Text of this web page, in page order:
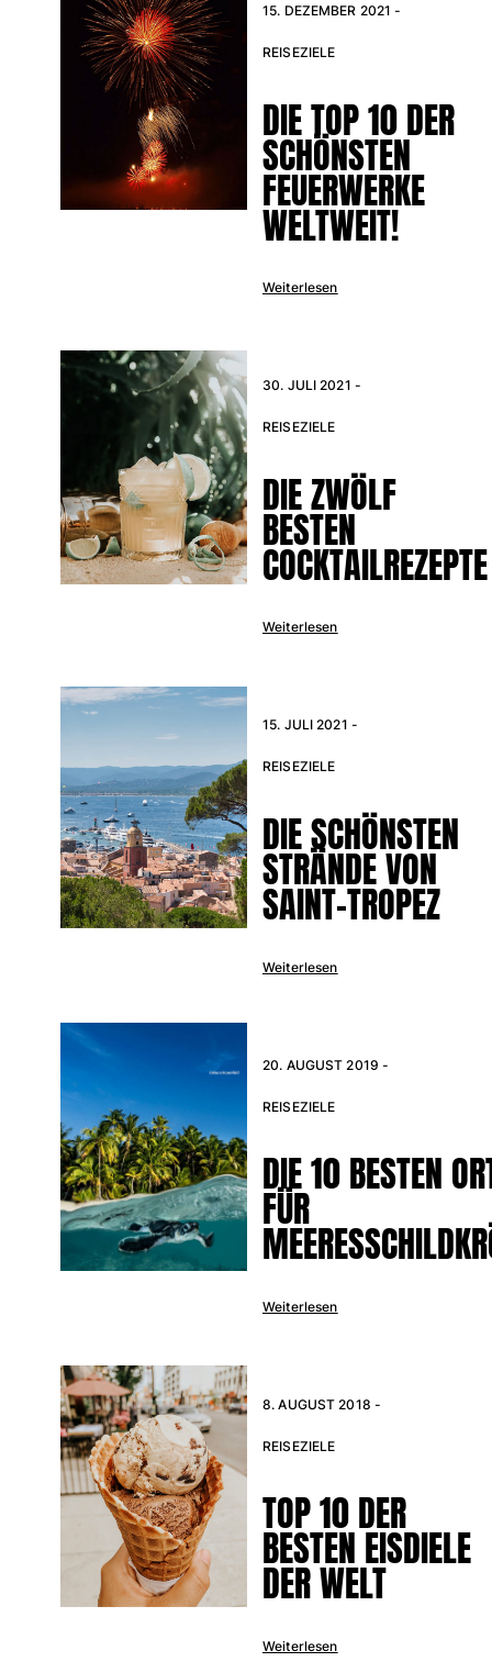
15. DEZEMBER 2021 -
REISEZIELE
DIE TOP 10 DER
SCHÖNSTEN
FEUERWERKE
WELTWEIT!
Weiterlesen
30. JULI 2021 -
REISEZIELE
DIE ZWÖLF
BESTEN
COCKTAILREZEPTE
Weiterlesen
15. JULI 2021 -
REISEZIELE
DIE SCHÖNSTEN
STRÄNDE VON
SAINT-TROPEZ
Weiterlesen
20. AUGUST 2019 -
REISEZIELE
DIE 10 BESTEN
FÜR
Weiterlesen
8. AUGUST 2018 -
REISEZIELE
TOP 10 DER
BESTEN EISDIELE
DER WELT
Weiterlesen